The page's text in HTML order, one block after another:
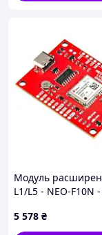
Модуль
L1/L5 - NEO-F10N
5 578 ₴